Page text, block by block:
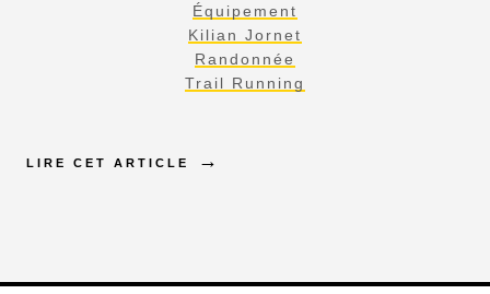
Équipement
Kilian Jornet
Randonnée
Trail Running
LIRE CET ARTICLE